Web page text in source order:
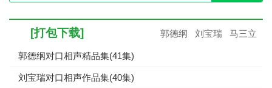
[打包下载] 郭德纲 刘宝瑞 马三立
郭德纲对口相声精品集(41集)
刘宝瑞对口相声作品集(40集)